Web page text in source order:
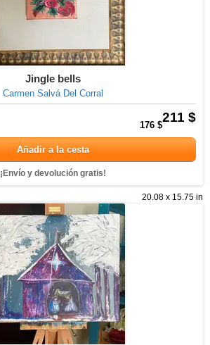
Jingle bells
Carmen Salvá Del Corral
211 $
176 $
Añadir a la cesta
¡Envío y devolución gratis!
20.08 x 15.75 in